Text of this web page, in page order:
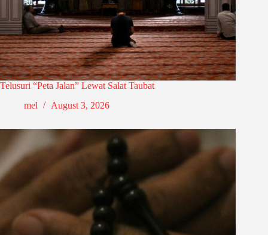
Telusuri “Peta Jalan” Lewat Salat Taubat
mel
August 3, 2026